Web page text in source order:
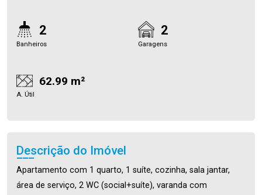
2
Banheiros
2
Garagens
62.99 m²
A. Útil
Descrição do Imóvel
Apartamento com 1 quarto, 1 suíte, cozinha, sala jantar,
área de serviço, 2 WC (social+suíte), varanda com